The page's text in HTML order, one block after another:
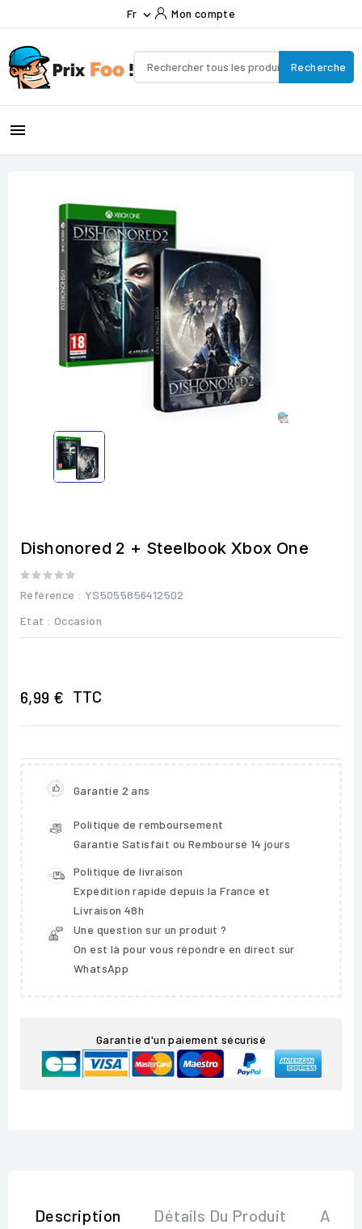
Fr  Mon compte
Recherche

Dishonored 2 + Steelbook Xbox One
Référence : YS5055856412502
État : Occasion
6,99 € TTC
Garantie 2 ans
Politique de remboursement
Garantie Satisfait ou Remboursé 14 jours
Politique de livraison
Expédition rapide depuis la France et
Livraison 48h
Une question sur un produit ?
On est là pour vous répondre en direct sur
WhatsApp
Garantie d'un paiement sécurisé
Description Détails Du Produit Avis